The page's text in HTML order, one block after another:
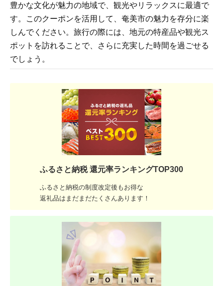
豊かな文化が魅力の地域で、観光やリラックスに最適で
す。このクーポンを活用して、奄美市の魅力を存分に楽
しんでください。旅行の際には、地元の特産品や観光ス
ポットを訪れることで、さらに充実した時間を過ごせる
でしょう。
ふるさと納税 還元率ランキングTOP300
ふるさと納税の制度改定後もお得な
返礼品はまだまだたくさんあります！